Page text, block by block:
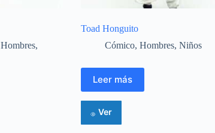
Hombres,
Toad Honguito
Cómico, Hombres, Niños
Leer más
Ver